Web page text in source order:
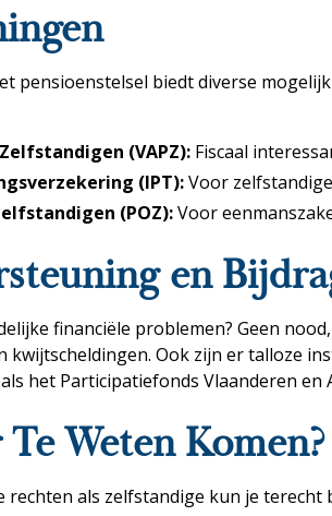
pensioenstelsel biedt diverse
(VAPZ): Fiscaal
(IPT):Voor
(POZ):Voor
en
financiële problemen? Geen
Ook zijn er talloze
het Participatiefonds Vlaanderen en
Weten Komen?
als zelfstandige kun je